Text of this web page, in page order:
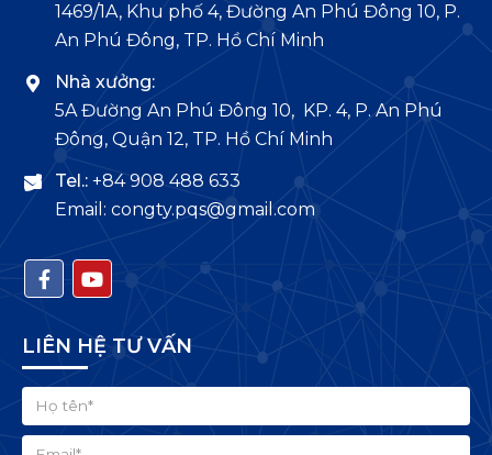
1469/1A, Khu phố 4, Đường An Phú Đông 10, P.
An Phú Đông, TP. Hồ Chí Minh
Nhà xưởng:
5A Đường An Phú Đông 10, KP. 4, P. An Phú
Đông, Quận 12, TP. Hồ Chí Minh
Tel.: +84 908 488 633
Email: congty.pqs@gmail.com
LIÊN HỆ TƯ VẤN